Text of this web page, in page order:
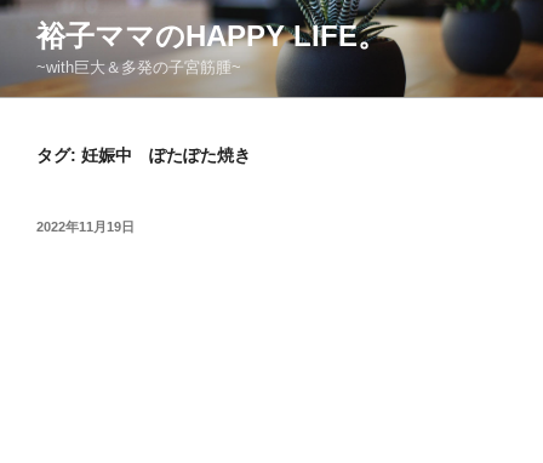
コ
ン
裕子ママのHAPPY LIFE。
~with巨大＆多発の子宮筋腫~
タグ: 妊娠中 ぽたぽた焼き
投
2022年11月19日